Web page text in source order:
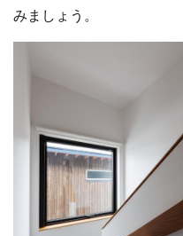
みましょう。